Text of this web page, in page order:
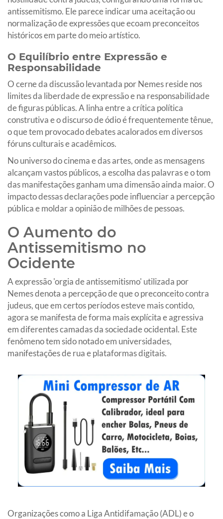
antissemitismo. Ele parece indicar uma aceitação ou
normalização de expressões que ecoam preconceitos
históricos em parte do meio artístico.
O Equilíbrio entre Expressão e
Responsabilidade
O cerne da discussão levantada por Nemes reside nos
limites da liberdade de expressão e na responsabilidade
de figuras públicas. A linha entre a crítica política
construtiva e o discurso de ódio é frequentemente tênue,
o que tem provocado debates acalorados em diversos
fóruns culturais e acadêmicos.
No universo do cinema e das artes, onde as mensagens
alcançam vastos públicos, a escolha das palavras e o tom
das manifestações ganham uma dimensão ainda maior. O
impacto dessas declarações pode influenciar a percepção
pública e moldar a opinião de milhões de pessoas.
O Aumento do
Antissemitismo no
Ocidente
A expressão 'orgia de antissemitismo' utilizada por
Nemes denota a percepção de que o preconceito contra
judeus, que em certos períodos esteve mais contido,
agora se manifesta de forma mais explícita e agressiva
em diferentes camadas da sociedade ocidental. Este
fenômeno tem sido notado em universidades,
manifestações de rua e plataformas digitais.
Organizações como a Liga Antidifamação (ADL) e o